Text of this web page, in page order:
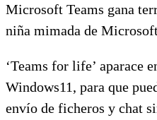
Microsoft Teams gana
niña mimada de
‘Teams for life’ aparace
Windows11, para que
envío de ficheros y chat